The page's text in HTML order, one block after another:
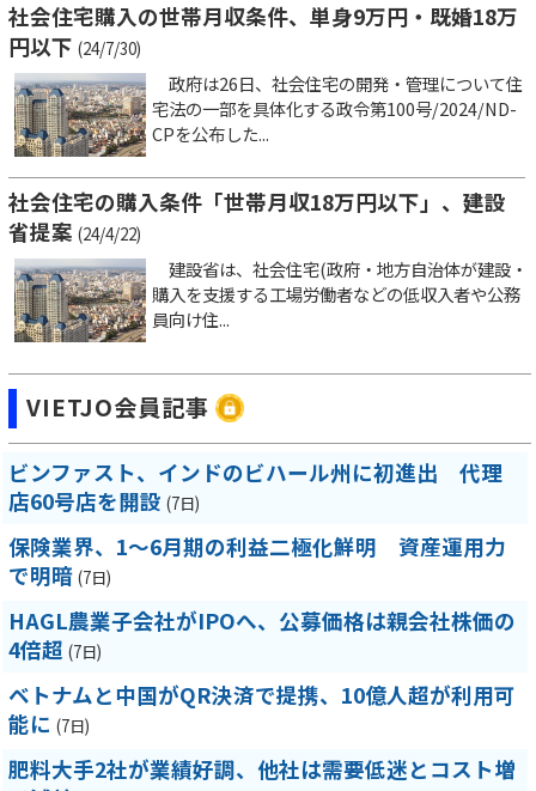
社会住宅購入の世帯月収条件、単身9万円・既婚18万
円以下 (24/7/30)
政府は26日、社会住宅の開発・管理について住
宅法の一部を具体化する政令第100号/2024/ND-
CPを公布した...
社会住宅の購入条件「世帯月収18万円以下」、建設
省提案 (24/4/22)
建設省は、社会住宅(政府・地方自治体が建設・
購入を支援する工場労働者などの低収入者や公務
員向け住...
VIETJO会員記事
ビンファスト、インドのビハール州に初進出 代理
店60号店を開設 (7日)
保険業界、1～6月期の利益二極化鮮明 資産運用力
で明暗 (7日)
HAGL農業子会社がIPOへ、公募価格は親会社株価の
4倍超 (7日)
ベトナムと中国がQR決済で提携、10億人超が利用可
能に (7日)
肥料大手2社が業績好調、他社は需要低迷とコスト増